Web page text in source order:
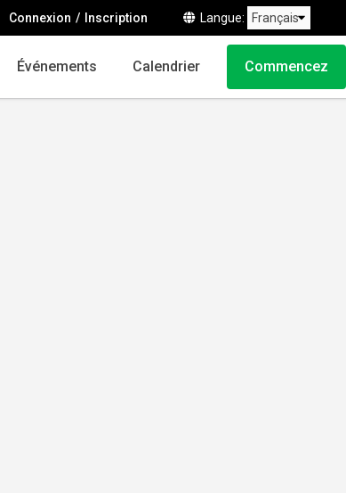
Connexion Inscription Langue
Événements Calendrier Commencez